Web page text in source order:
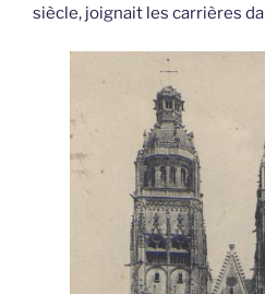
siècle, joignait les carrières